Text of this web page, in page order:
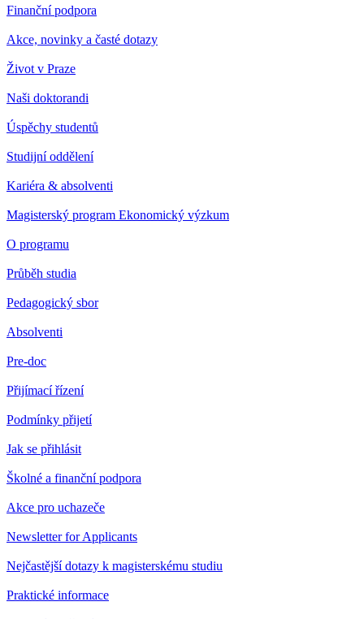
Finanční podpora
Akce, novinky a časté dotazy
Život v Praze
Naši doktorandi
Úspěchy studentů
Studijní oddělení
Kariéra & absolventi
Magisterský program Ekonomický výzkum
O programu
Průběh studia
Pedagogický sbor
Absolventi
Pre-doc
Přijímací řízení
Podmínky přijetí
Jak se přihlásit
Školné a finanční podpora
Akce pro uchazeče
Newsletter for Applicants
Nejčastější dotazy k magisterskému studiu
Praktické informace